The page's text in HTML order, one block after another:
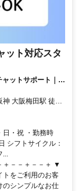
ット対応スタ
ットサポート｜梅
大阪梅田駅 徒歩
辺橋駅・大江橋駅
日・祝 ・勤務時
シフトサイクル：
...
＋－－＋－－＋ ▼
トをご利用のお客
のシンプルなお仕